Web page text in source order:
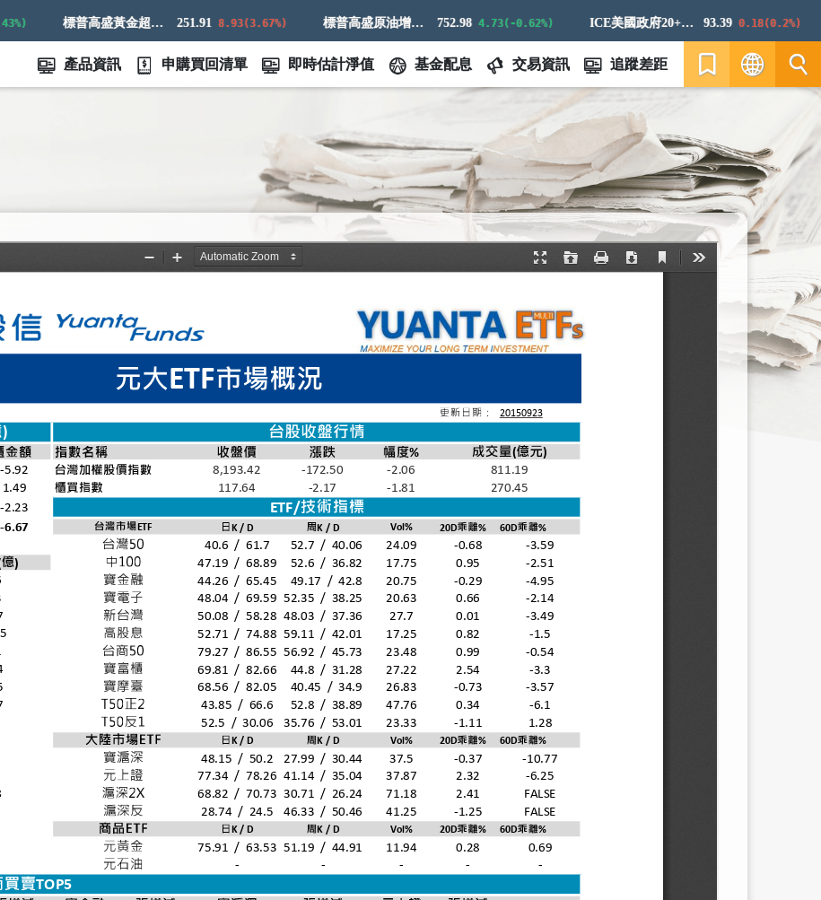
標普高盛黃金超額回報指數 251.91 8.93(3.67%) 標普高盛原油增強超額回報指數 752.98 4.73(-0.62%) ICE美國政府20+年期債券指數 93.39 0.18(0.2%)
產品資訊 申購買回清單 即時估計淨值 基金配息 交易資訊 追蹤差距
EN